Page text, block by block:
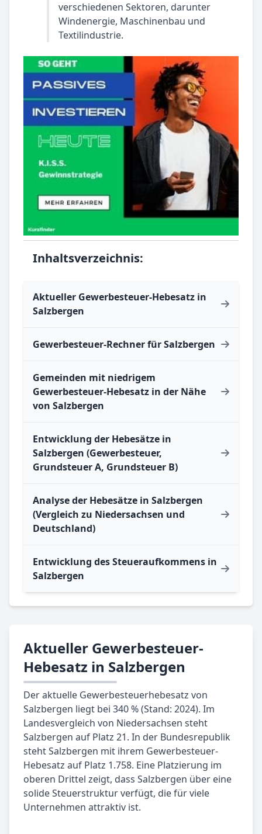
verschiedenen Sektoren, darunter
Windenergie, Maschinenbau und
Textilindustrie.
Inhaltsverzeichnis:
Aktueller Gewerbesteuer-Hebesatz in
Salzbergen
Gewerbesteuer-Rechner für Salzbergen
Gemeinden mit niedrigem
Gewerbesteuer-Hebesatz in der Nähe
von Salzbergen
Entwicklung der Hebesätze in
Salzbergen (Gewerbesteuer,
Grundsteuer A, Grundsteuer B)
Analyse der Hebesätze in Salzbergen
(Vergleich zu Niedersachsen und
Deutschland)
Entwicklung des Steueraufkommens in
Salzbergen
Aktueller Gewerbesteuer-
Hebesatz in Salzbergen
Der aktuelle Gewerbesteuerhebesatz von
Salzbergen liegt bei 340 % (Stand: 2024). Im
Landesvergleich von Niedersachsen steht
Salzbergen auf Platz 21. In der Bundesrepublik
steht Salzbergen mit ihrem Gewerbesteuer-
Hebesatz auf Platz 1.758. Eine Platzierung im
oberen Drittel zeigt, dass Salzbergen über eine
solide Steuerstruktur verfügt, die für viele
Unternehmen attraktiv ist.